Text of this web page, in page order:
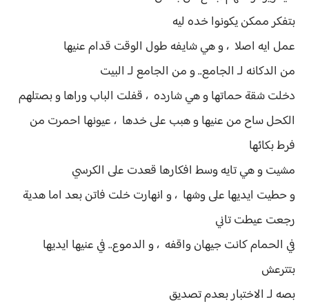
بتفكر ممكن يكونوا خده ليه
عمل ايه اصلا ، و هي شايفه طول الوقت قدام عنيها
من الدكانه لـ الجامع.. و من الجامع لـ البيت
دخلت شقة حماتها و هي شارده ، قفلت الباب وراها و بصتلهم
الكحل ساح من عنيها و هبب على خدها ، عيونها احمرت من
فرط بكائها
مشيت و هي تايه وسط افكارها قعدت على الكرسي
و حطيت ايديها على وشها ، و انهارت خلت فاتن بعد اما هدية
رجعت عيطت تاني
في الحمام كانت جيهان واقفه ، و الدموع.. في عنيها ايديها
بتترعش
بصه لـ الاختبار بعدم تصديق